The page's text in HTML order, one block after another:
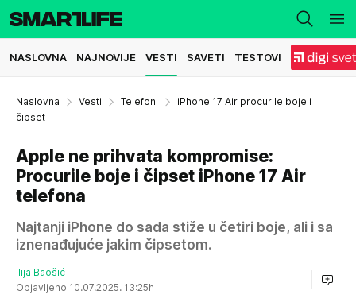
NASLOVNA NAJNOVIJE VESTI SAVETI TESTOVI
Naslovna Vesti Telefoni
iPhone 17 Air procurile boje i
čipset
Apple ne prihvata kompromise:
Procurile boje i čipset iPhone 17 Air
telefona
Najtanji iPhone do sada stiže u četiri boje, ali i sa
iznenađujuće jakim čipsetom.
Ilija Baošić
Objavljeno 10.07.2025. 13:25h